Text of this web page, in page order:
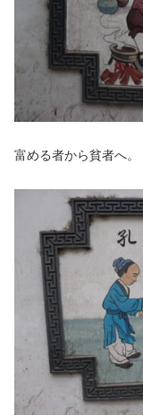
富める者から貧者へ。